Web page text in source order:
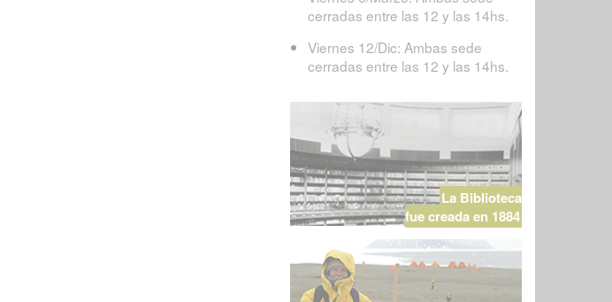
cerradas entre las 12 y las 14hs.
Viernes 12/Dic: Ambas sede
cerradas entre las 12 y las 14hs.
La Biblioteca
fue creada en 1884